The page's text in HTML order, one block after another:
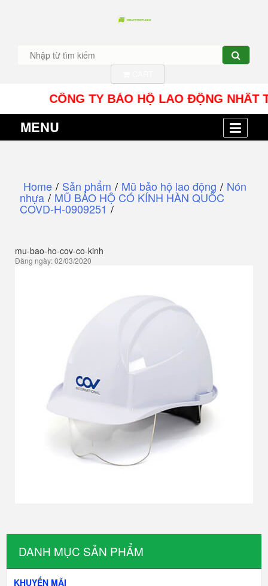
CÔNG TY BẢO HỘ LAO ĐỘNG NHÂT
MENU
DANH MỤC SẢN PHẨM
KHUYẾN MÃI
Home / Sản phẩm / Mũ bảo hộ lao động / Nón
nhựa / MŨ BẢO HỘ CÓ KÍNH HÀN QUỐC
COVD-H-0909251 /
mu-bao-ho-cov-co-kinh
Đăng ngày: 02/03/2020